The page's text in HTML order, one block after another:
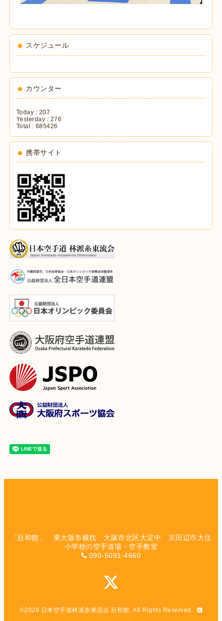
スケジュール
カウンター
Today : 207
Yesterday : 276
Total : 685426
携帯サイト
「壯和館」 東大阪市横枕 大阪市北区大淀中 京田辺市大住
小学校の空手道場・空手教室
090-5091-4660
©2026 日本空手道林派糸東流会 壯和館. All Rights Reserved.